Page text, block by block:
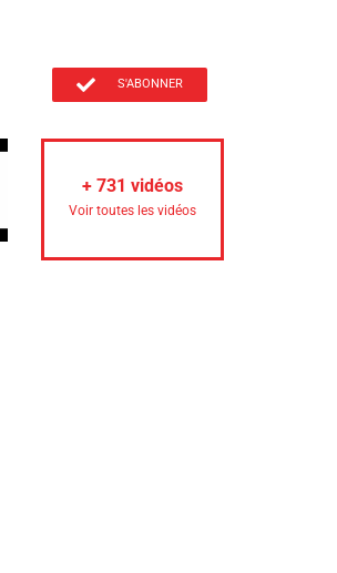
S'ABONNER
+ 731 vidéos
Voir toutes les vidéos